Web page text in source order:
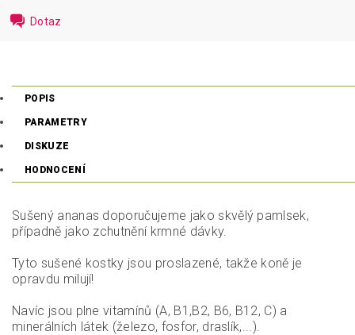
Dotaz
POPIS
PARAMETRY
DISKUZE
HODNOCENÍ
Sušený ananas doporučujeme jako skvělý pamlsek,
případně jako zchutnění krmné dávky.
Tyto sušené kostky jsou proslazené, takže koně je
opravdu milují!
Navíc jsou plne vitamínů (A, B1,B2, B6, B12, C) a
minerálních látek (železo, fosfor, draslík,...).